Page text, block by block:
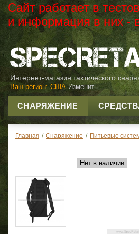
Сайт работает в
и информация в них
Интернет-магазин тактического
Изменить
Ваш регион: США
СНАРЯЖЕНИЕ
Главная / Снаряжение / Питьевые
Нет в наличии